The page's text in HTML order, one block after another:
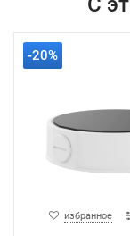
-20%
избранное